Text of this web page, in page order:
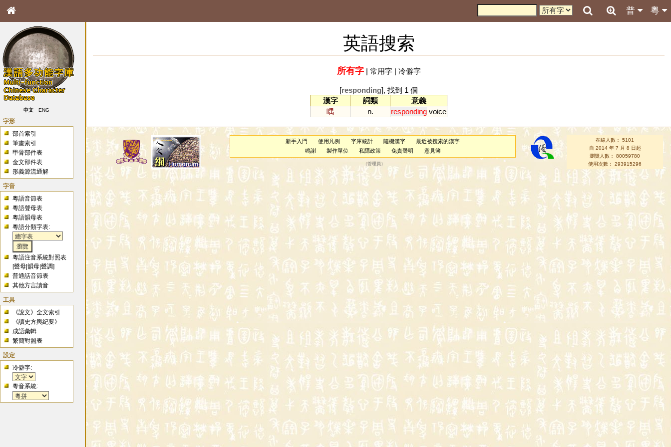
粵
普
中文 ENG
字形
部首索引
筆畫索引
甲骨部件表
金文部件表
形義源流通解
字音
粵語音節表
粵語聲母表
粵語韻母表
粵語分類字表:
粵語注音系統對照表
[聲母 |韻母 |聲調]
普通話音節表
其他方言讀音
工具
《說文》全文索引
《讀史方輿紀要》
成語彙輯
繁簡對照表
設定
冷僻字:
粵音系統:
英語搜索
所有字| 常用字| 冷僻字
[responding], 找到 1 個
漢字
詞類
意義
喁
n. responding voice
新手入門 使用凡例 字庫統計 隨機漢字
最近被搜索的漢字
鳴謝
製作單位 私隱政策 免責聲明 意見簿
（管理員 ）
在線人數： 5101
自 2014 年 7 月 8 日起
瀏覽人數： 80059780
使用次數： 293915296